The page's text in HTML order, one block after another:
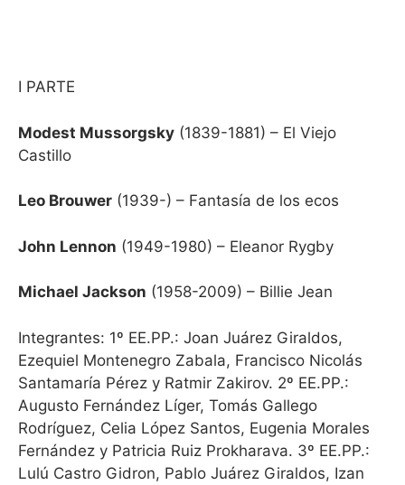
I PARTE
Modest Mussorgsky (1839-1881) – El Viejo
Castillo
Leo Brouwer (1939-) – Fantasía de los ecos
John Lennon (1949-1980) – Eleanor Rygby
Michael Jackson (1958-2009) – Billie Jean
Integrantes: 1º EE.PP.: Joan Juárez Giraldos,
Ezequiel Montenegro Zabala, Francisco Nicolás
Santamaría Pérez y Ratmir Zakirov. 2º EE.PP.:
Augusto Fernández Líger, Tomás Gallego
Rodríguez, Celia López Santos, Eugenia Morales
Fernández y Patricia Ruiz Prokharava. 3º EE.PP.:
Lulú Castro Gidron, Pablo Juárez Giraldos, Izan